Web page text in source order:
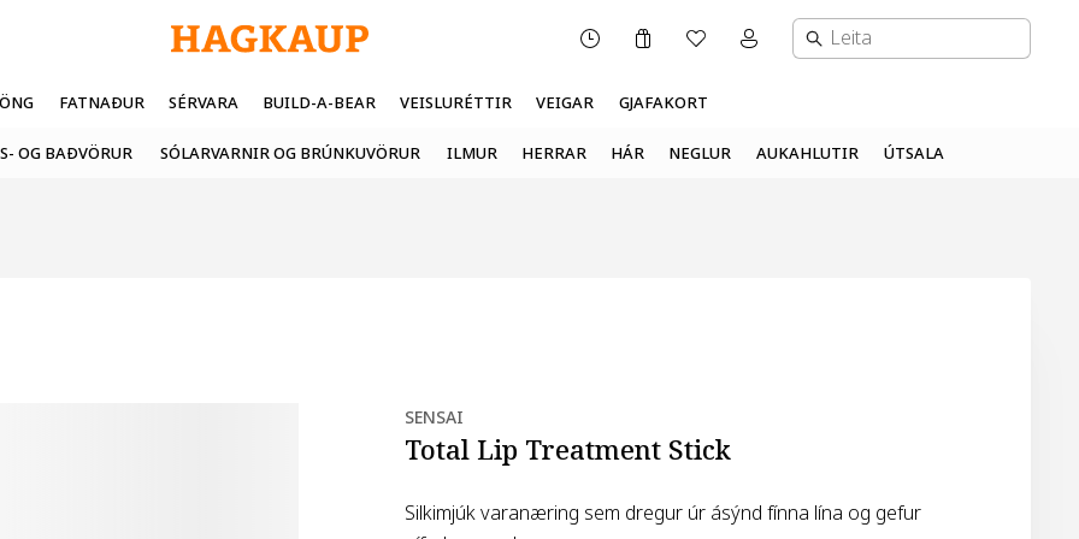
Karfa ÓskalistiMínar síður valmynd
FATNAÐUR SÉRVARA BUILD-A-BEAR VEISLURÉTTIR VEIGAR GJAFAKORT
OG BAÐVÖRUR SÓLARVARNIR OG BRÚNKUVÖRUR ILMUR HERRAR HÁR NEGLUR AUKAHLUTIR ÚTSALA
SENSAI
Total Lip Treatment Stick
Silkimjúk varanæring sem dregur úr ásýnd fínna lína og gefur